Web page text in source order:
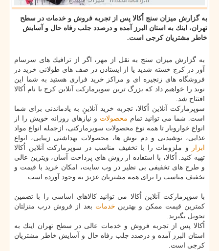
به گزارش میزان سنج اُكالا پس از تجربه فروش و خدمات در سطح
تهران، اینك به استان البرز آمده و درصدد جلب رفاه حال و آسایش
خاطر مشتریان كرجی است.
به گزارش میزان سنج به نقل از مهر، اگر از ترافیك های سرسام
آور در كرج خسته شدید یا از ایستادن در صف های طولانی خرید در
فروشگاه های زنجیره ای و مراكز خرید فراری هستید به شما این
نوید را خواهیم داد كه بزرگ ترین سوپرماركت آنلاین كرج با نام اُكالا
افتتاح شد.
سوپرماركت آنلاین اُكالا، تجربه خرید آنلاینِ به یادماندنی برای شما
است. شما می توانید تمام محصولات و نیازهای روزانه خویش را از
انواع خواروبار تا همه نوع محصولات سوپرماركتی، ازجمله انواع مواد
غذایی، نوشیدنی و دم نوش ها، محصولات بهداشتی زیبایی، انواع
ابزار
و ملزومات را با تخفیف مناسب در سوپرماركت آنلاین اُكالا
تهیه كنید. اُكالا، با استفاده از روش های پرداخت آسان، ویترین عالی
و طرح های تخفیفی بی نظیر در وب سایت، امكان خرید با قیمت و
تخفیف مناسب را برای همه مشتریان عزیز به وجود آورده است.
با سوپرماركت آنلاین اُكالا می توانید كالاهای اساسی را با تضمین
كمترین قیمت ممكن و بهترین خدمات بعد از فروش درب منزلتان
تحویل بگیرید.
اُكالا پس از تجربه فروش و خدمات عالی در سطح تهران اینك به
استان البرز آمده و درصدد جلب رفاه حال و آسایش خاطر مشتریان
كرجی است.